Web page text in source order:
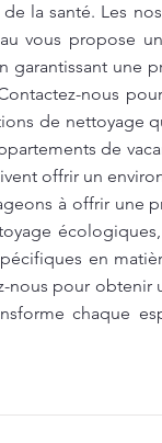
la santé. Les
vous propose
garantissant une
nous
de nettoyage
de
offrir un
à offrir une
en
nous pour obtenir
chaque